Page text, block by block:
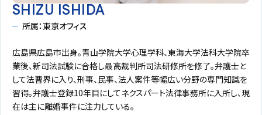
SHIZU ISHIDA
所属：東京オフィス
広島県広島市出身。青山学院大学心理学科、東海大学法科大学院卒
業後、新司法試験に合格し最高裁判所司法研修所を修了。弁護士と
して法曹界に入り、刑事、民事、法人案件等幅広い分野の専門知識を
習得。弁護士登録10年目にしてネクスパート法律事務所に入所し、現
在は主に離婚事件に注力している。